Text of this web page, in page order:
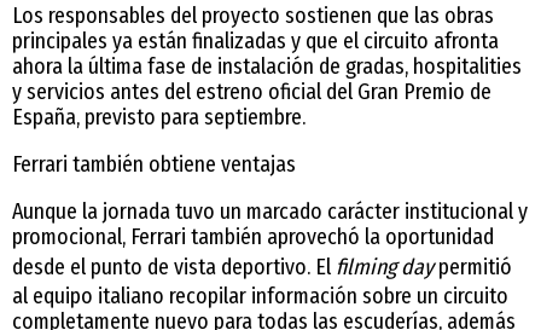
Los responsables del proyecto sostienen que las obras
principales ya están finalizadas y que el circuito afronta
ahora la última fase de instalación de gradas, hospitalities
y servicios antes del estreno oficial del Gran Premio de
España, previsto para septiembre.
Ferrari también obtiene ventajas
Aunque la jornada tuvo un marcado carácter institucional y
promocional, Ferrari también aprovechó la oportunidad
desde el punto de vista deportivo. El filming daypermitió
al equipo italiano recopilar información sobre un circuito
completamente nuevo para todas las escuderías, además